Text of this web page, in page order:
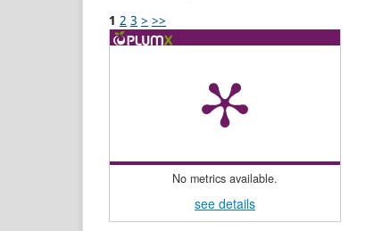
1 2 3 > >>
No metrics available.
see details